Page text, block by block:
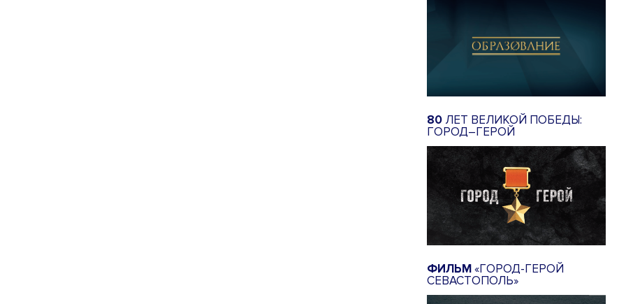
80 ЛЕТ ВЕЛИКОЙ ПОБЕДЫ:
ГОРОД–ГЕРОЙ
ФИЛЬМ«ГОРОД-ГЕРОЙ
СЕВАСТОПОЛЬ»